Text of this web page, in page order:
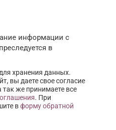
информации с
в
хранения данных.
вы даете свое согласие
же принимаете все
. При
вформу обратной